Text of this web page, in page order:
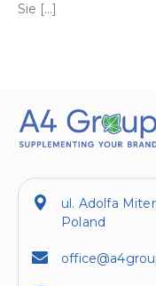
Sie […]
ul. Adolfa
Poland